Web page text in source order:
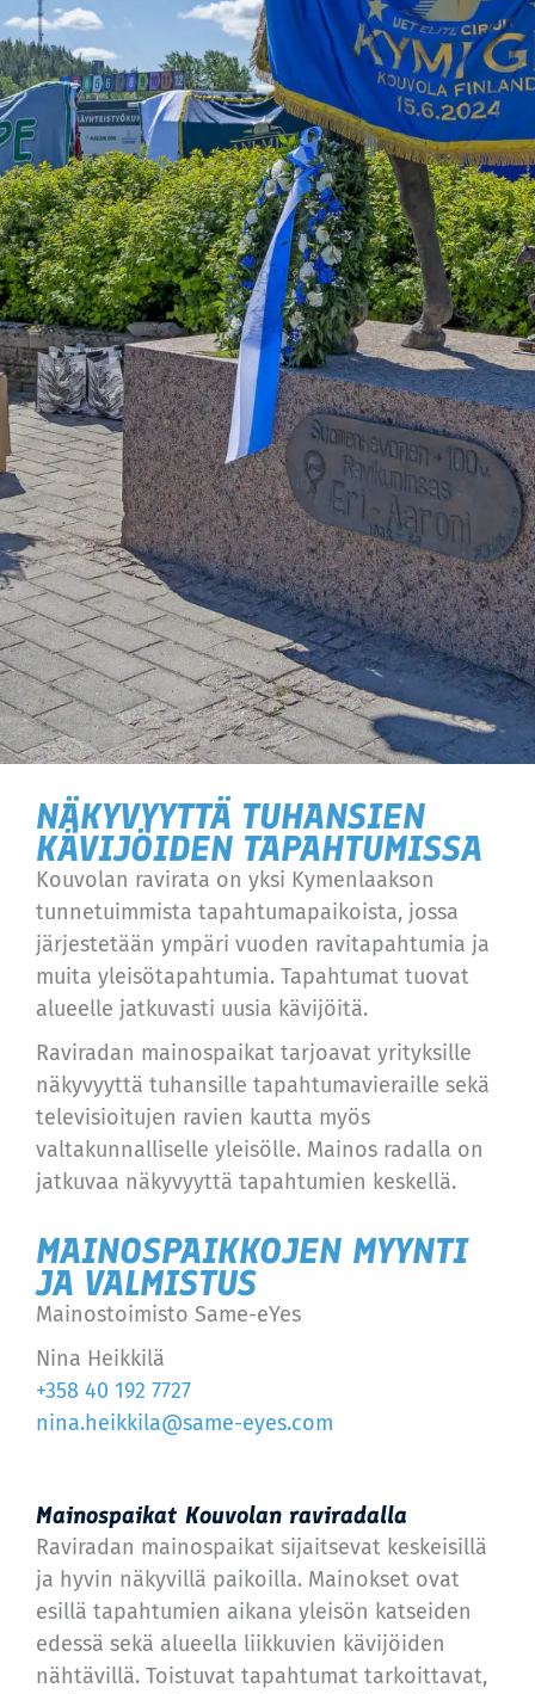
NÄKYVYYTTÄ TUHANSIEN
KÄVIJÖIDEN TAPAHTUMISSA
Kouvolan ravirata on yksi Kymenlaakson
tunnetuimmista tapahtumapaikoista, jossa
järjestetään ympäri vuoden ravitapahtumia ja
muita yleisötapahtumia. Tapahtumat tuovat
alueelle jatkuvasti uusia kävijöitä.
Raviradan mainospaikat tarjoavat yrityksille
näkyvyyttä tuhansille tapahtumavieraille sekä
televisioitujen ravien kautta myös
valtakunnalliselle yleisölle. Mainos radalla on
jatkuvaa näkyvyyttä tapahtumien keskellä.
MAINOSPAIKKOJEN MYYNTI
JA VALMISTUS
Mainostoimisto Same-eYes
Nina Heikkilä
+358 40 192 7727
nina.heikkila@same-eyes.com
Mainospaikat Kouvolan raviradalla
Raviradan mainospaikat sijaitsevat keskeisillä
ja hyvin näkyvillä paikoilla. Mainokset ovat
esillä tapahtumien aikana yleisön katseiden
edessä sekä alueella liikkuvien kävijöiden
nähtävillä. Toistuvat tapahtumat tarkoittavat,